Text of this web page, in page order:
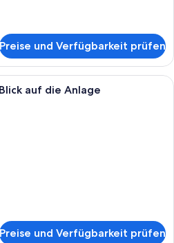
Preise und Verfügbarkeit prüfen
Ein Schlafzimmer mit einem Bett,
auf die Anlage
Preise und Verfügbarkeit prüfen